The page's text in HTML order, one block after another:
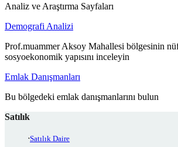
Analiz ve Araştırma Sayfaları
Demografi Analizi
Prof.muammer Aksoy Mahallesi bölgesinin
sosyoekonomik yapısını inceleyin
Emlak Danışmanları
Bu bölgedeki emlak danışmanlarını bulun
Satılık
Satılık Daire